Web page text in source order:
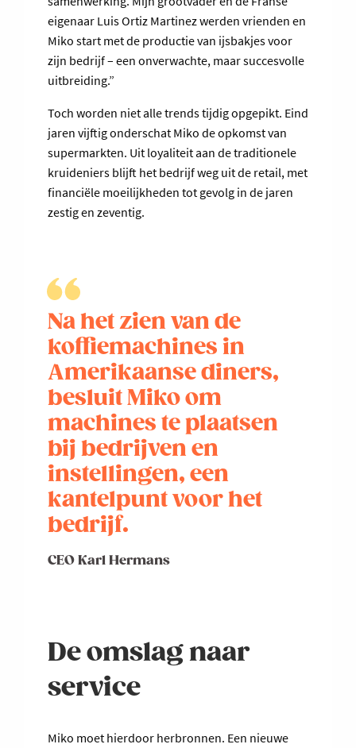
eigenaar Luis Ortiz Martinez werden vrienden en
Miko start met de productie van ijsbakjes voor
zijn bedrijf – een onverwachte, maar succesvolle
uitbreiding.”
Toch worden niet alle trends tijdig opgepikt. Eind
jaren vijftig onderschat Miko de opkomst van
supermarkten. Uit loyaliteit aan de traditionele
kruideniers blijft het bedrijf weg uit de retail, met
financiële moeilijkheden tot gevolg in de jaren
zestig en zeventig.
Na het zien van de
koffiemachines in
Amerikaanse diners,
besluit Miko om
machines te plaatsen
bij bedrijven en
instellingen, een
kantelpunt voor het
bedrijf.
CEO Karl Hermans
De omslag naar
service
Miko moet hierdoor herbronnen. Een nieuwe